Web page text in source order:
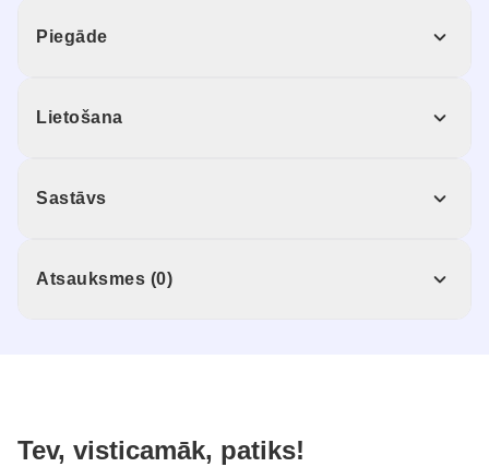
Piegāde
Lietošana
Sastāvs
Atsauksmes (0)
Tev, visticamāk, patiks!